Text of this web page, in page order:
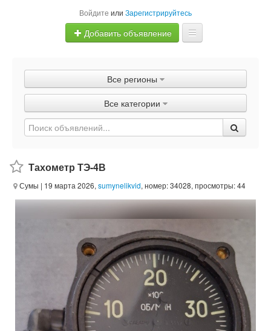
Войдите или Зарегистрируйтесь
Добавить объявление
Объявления
Быстрая продажа
Все регионы
Все категории
Тахометр ТЭ-4В
Сумы | 19 марта 2026, sumynelikvid, номер: 34028, просмотры: 44